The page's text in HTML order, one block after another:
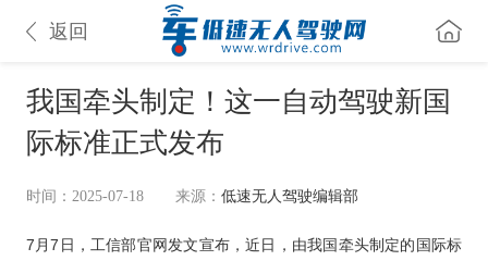
返回
我国牵头制定！这一自动驾驶新国
际标准正式发布
时间：2025-07-18 来源： 低速无人驾驶编辑部
7月7日，工信部官网发文宣布，近日，由我国牵头制定的国际标